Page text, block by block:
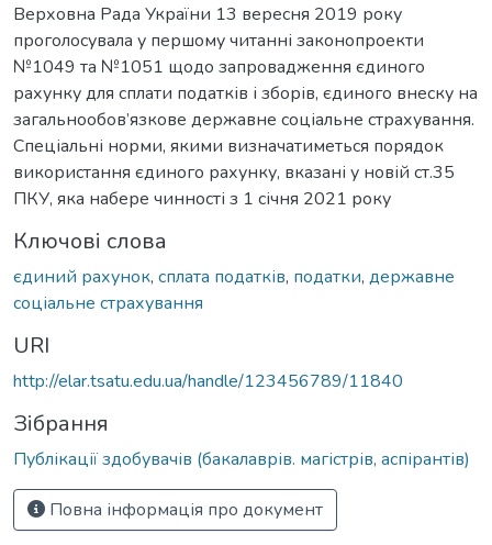
Верховна Рада України 13 вересня 2019 року
проголосувала у першому читанні законопроекти
№1049 та №1051 щодо запровадження єдиного
рахунку для сплати податків і зборів, єдиного внеску на
загальнообов’язкове державне соціальне страхування.
Спеціальні норми, якими визначатиметься порядок
використання єдиного рахунку, вказані у новій ст.35
ПКУ, яка набере чинності з 1 січня 2021 року
Ключові слова
єдиний рахунок, сплата податків, податки, державне
соціальне страхування
URI
http://elar.tsatu.edu.ua/handle/123456789/11840
Зібрання
Публікації здобувачів (бакалаврів. магістрів, аспірантів)
Повна інформація про документ